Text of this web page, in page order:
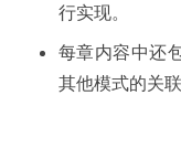
行实现。
每章内容中还
其他模式的关联